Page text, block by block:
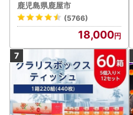
うなぎ 鰻 魚 惣菜 総菜
鹿児島県鹿屋市
(5766)
18,000